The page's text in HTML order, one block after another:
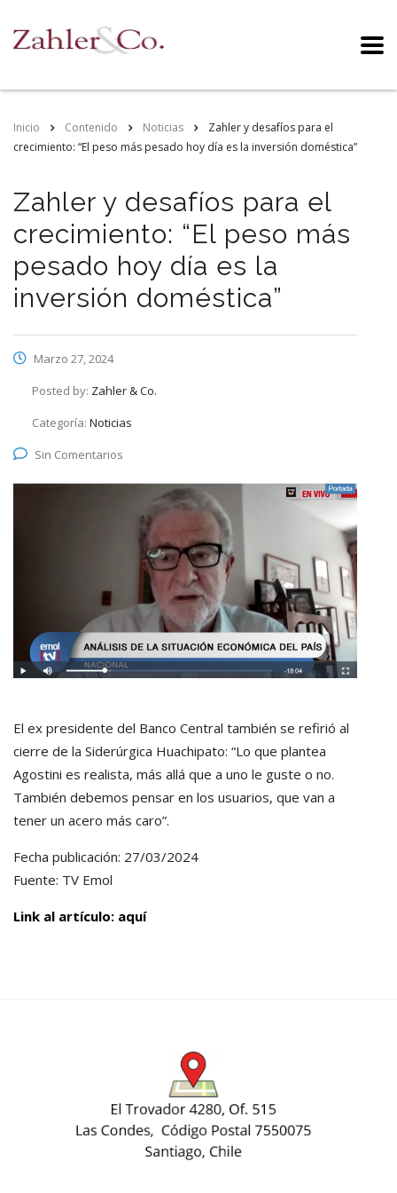
Inicio Contenido Noticias
Zahler y desafíos para el
crecimiento: “El peso más pesado hoy día es la inversión doméstica”
Zahler y desafíos para el
crecimiento: “El peso más
pesado hoy día es la
inversión doméstica”
Marzo 27, 2024
Posted by: Zahler & Co.
Categoría: Noticias
Sin Comentarios
El ex presidente del Banco Central también se refirió al
cierre de la Siderúrgica Huachipato: “Lo que plantea
Agostini es realista, más allá que a uno le guste o no.
También debemos pensar en los usuarios, que van a
tener un acero más caro”.
Fecha publicación: 27/03/2024
Fuente: TV Emol
Link al artículo: aquí